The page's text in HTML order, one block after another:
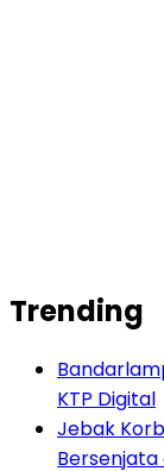
Trending
KTP Digital
Jebak